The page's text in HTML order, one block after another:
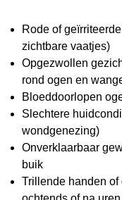
Rode of
zichtbare vaatjes)
Opgezwollen
rond ogen en
Bloeddoorlopen
Slechtere
wondgenezing)
Onverklaarbaar
buik
Trillende handen of